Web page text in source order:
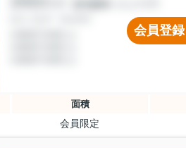
会員登
面積
会員限定